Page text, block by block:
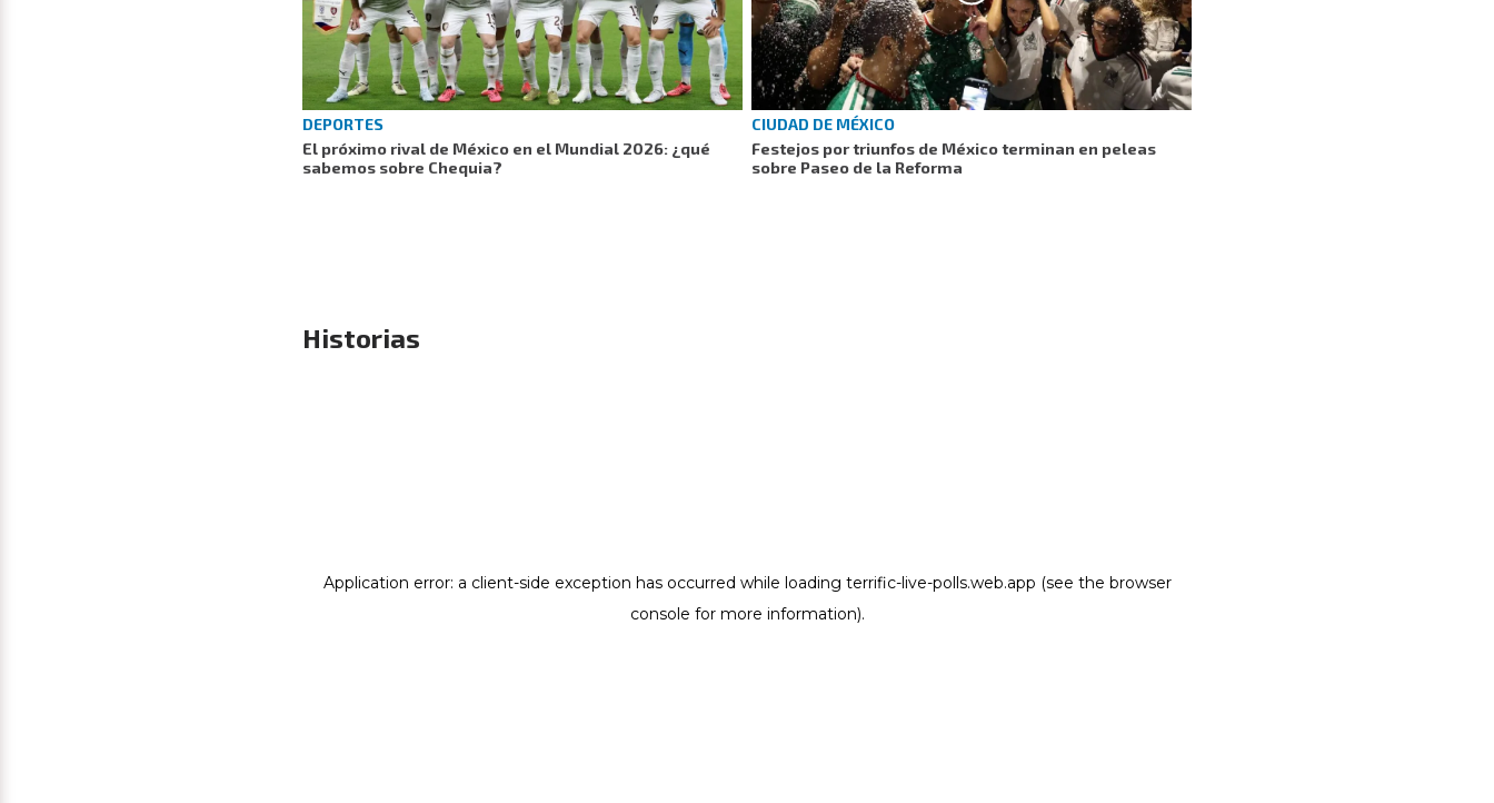
DEPORTES
El próximo rival de México en el Mundial 2026: ¿qué
sabemos sobre Chequia?
CIUDAD DE MÉXICO
Festejos por triunfos de México terminan en peleas
sobre Paseo de la Reforma
Historias